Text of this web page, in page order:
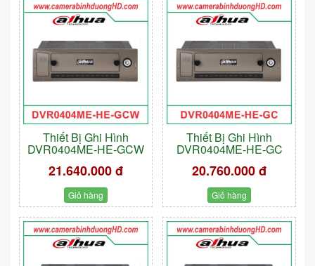
Thiết Bị Ghi Hình
DVR0404ME-HE-GCW
21.640.000 đ
Giỏ hàng
Thiết Bị Ghi Hình
DVR0404ME-HE-GC
20.760.000 đ
Giỏ hàng